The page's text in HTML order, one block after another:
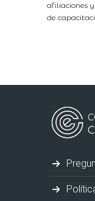
afiliaciones
de